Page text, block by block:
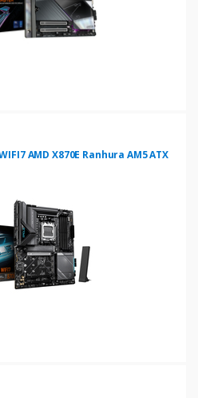
AMD X870E Ranhura AM5 ATX